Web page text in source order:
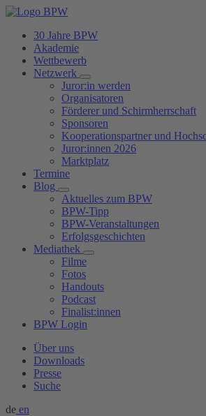
30 Jahre BPW
Akademie
Wettbewerb
Netzwerk
Juror:in werden
Organisatoren
Förderer und Schirmherrschaft
Sponsoren
Kooperationspartner und
Juror:innen 2026
Marktplatz
Termine
Blog
Aktuelles zum BPW
BPW-Tipp
BPW-Veranstaltungen
Erfolgsgeschichten
Mediathek
Filme
Fotos
Handouts
Podcast
Finalist:innen
BPW Login
Über uns
Downloads
Presse
Suche
de en